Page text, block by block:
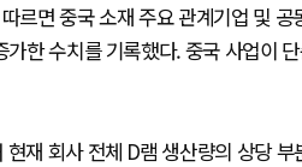
르면 중국 소재 주요 관계기업 및
한 수치를 기록했다. 중국 사업이
재 회사 전체 D램 생산량의 상당